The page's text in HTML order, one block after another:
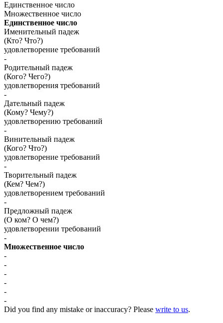
Единственное число
Множественное число
Единственное число
Именительный падеж
(Кто? Что?)
удовлетворение требований
-
Родительный падеж
(Кого? Чего?)
удовлетворения требований
-
Дательный падеж
(Кому? Чему?)
удовлетворению требований
-
Винительный падеж
(Кого? Что?)
удовлетворение требований
-
Творительный падеж
(Кем? Чем?)
удовлетворением требований
-
Предложный падеж
(О ком? О чем?)
удовлетворении требований
-
Множественное число
-
-
-
-
-
-
Did you find any mistake or inaccuracy? Please write to us.